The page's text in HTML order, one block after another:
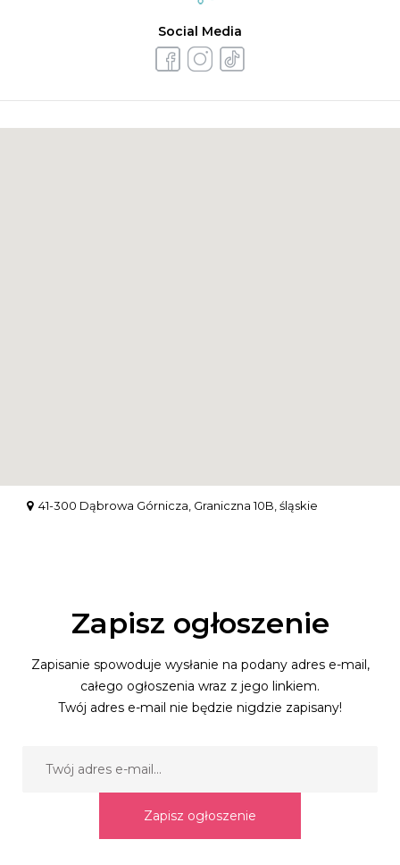
Social Media
41-300 Dąbrowa Górnicza, Graniczna 10B, śląskie
Zapisz ogłoszenie
Zapisanie spowoduje wysłanie na podany adres e-mail,
całego ogłoszenia wraz z jego linkiem.
Twój adres e-mail nie będzie nigdzie zapisany!
Zapisz ogłoszenie